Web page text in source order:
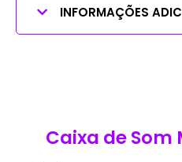
INFORMAÇÕES
Caixa de